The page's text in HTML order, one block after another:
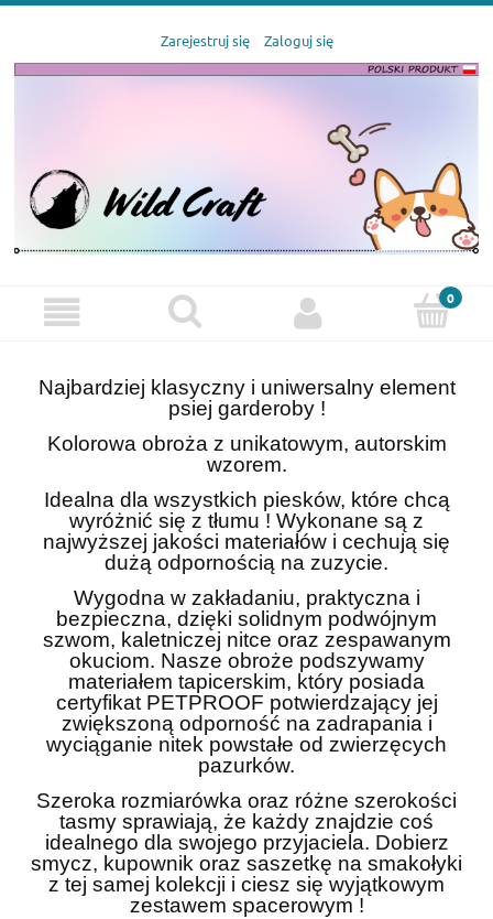
Zarejestruj się Zaloguj się
Najbardziej klasyczny i uniwersalny element
psiej garderoby !
Kolorowa obroża z unikatowym, autorskim
wzorem.
Idealna dla wszystkich piesków, które chcą
wyróżnić się z tłumu ! Wykonane są z
najwyższej jakości materiałów i cechują się
dużą odpornością na zuzycie.
Wygodna w zakładaniu, praktyczna i
bezpieczna, dzięki solidnym podwójnym
szwom, kaletniczej nitce oraz zespawanym
okuciom. Nasze obroże podszywamy
materiałem tapicerskim, który posiada
certyfikat PETPROOF potwierdzający jej
zwiększoną odporność na zadrapania i
wyciąganie nitek powstałe od zwierzęcych
pazurków.
Szeroka rozmiarówka oraz różne szerokości
tasmy sprawiają, że każdy znajdzie coś
idealnego dla swojego przyjaciela. Dobierz
smycz, kupownik oraz saszetkę na smakołyki
z tej samej kolekcji i ciesz się wyjątkowym
zestawem spacerowym !